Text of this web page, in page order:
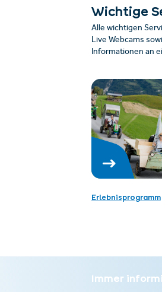
Wichtige
Alle wichtigen
Live Webcams
Informationen an
Erlebnisprogramm
Immer